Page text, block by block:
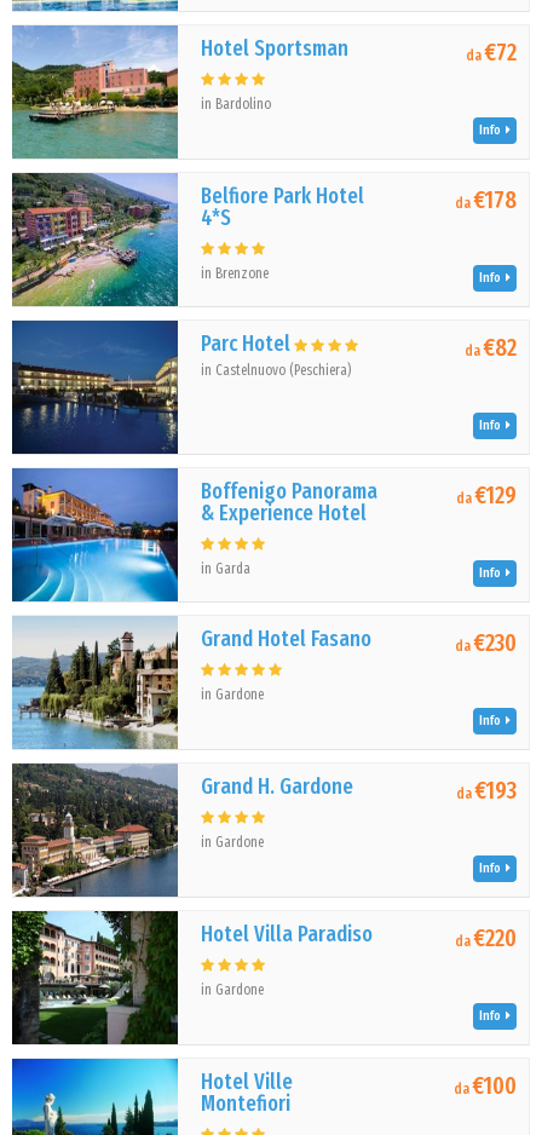
Hotel Sportsman
in Bardolino
da€72
Info
Belfiore Park Hotel
4*S
in Brenzone
da€178
Info
Parc Hotel
in Castelnuovo (Peschiera)
da€82
Info
Boffenigo Panorama
& Experience Hotel
in Garda
da€129
Info
Grand Hotel Fasano
in Gardone
da€230
Info
Grand H. Gardone
in Gardone
da€193
Info
Hotel Villa Paradiso
in Gardone
da€220
Info
Hotel Ville
Montefiori
da€100